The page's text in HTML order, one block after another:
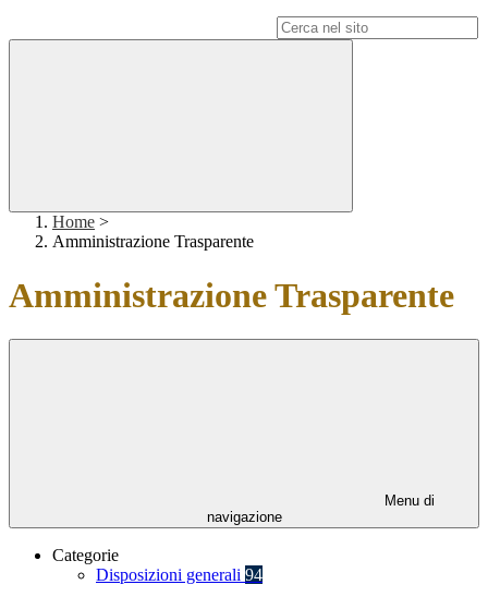
Home >
Amministrazione Trasparente
Amministrazione Trasparente
Menu di
navigazione
Categorie
Disposizioni generali 94